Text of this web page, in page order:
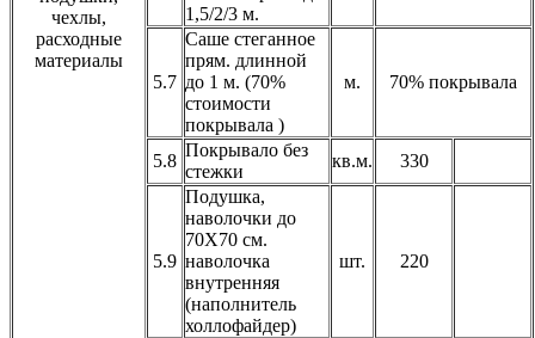
чехлы,
расходные
материалы
1,5/2/3 м.
5.7
Саше стеганное
прям. длинной
до 1 м. (70%
стоимости
покрывала )
м. 70% покрывала
5.8
Покрывало без
стежки
кв.м. 330
5.9
Подушка,
наволочки до
70Х70 см.
наволочка
внутренняя
(наполнитель
холлофайдер)
шт. 220